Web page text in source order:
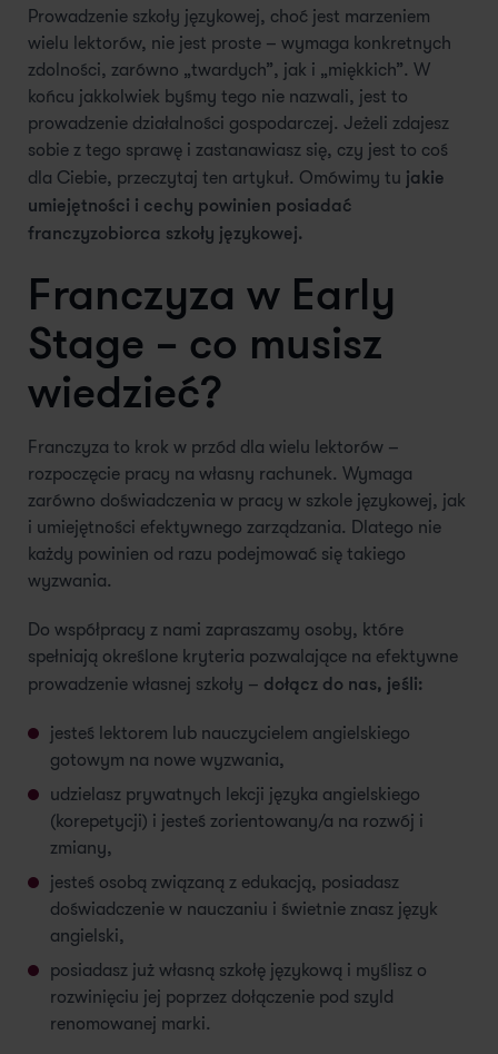
Prowadzenie szkoły językowej, choć jest marzeniem
wielu lektorów, nie jest proste – wymaga konkretnych
zdolności, zarówno „twardych”, jak i „miękkich”. W
końcu jakkolwiek byśmy tego nie nazwali, jest to
prowadzenie działalności gospodarczej. Jeżeli zdajesz
sobie z tego sprawę i zastanawiasz się, czy jest to coś
dla Ciebie, przeczytaj ten artykuł. Omówimy tu jakie
umiejętności i cechy powinien posiadać
franczyzobiorca szkoły językowej.
Franczyza w Early
Stage – co musisz
wiedzieć?
Franczyza to krok w przód dla wielu lektorów –
rozpoczęcie pracy na własny rachunek. Wymaga
zarówno doświadczenia w pracy w szkole językowej, jak
i umiejętności efektywnego zarządzania. Dlatego nie
każdy powinien od razu podejmować się takiego
wyzwania.
Do współpracy z nami zapraszamy osoby, które
spełniają określone kryteria pozwalające na efektywne
prowadzenie własnej szkoły – dołącz do nas, jeśli:
jesteś lektorem lub nauczycielem angielskiego
gotowym na nowe wyzwania,
udzielasz prywatnych lekcji języka angielskiego
(korepetycji) i jesteś zorientowany/a na rozwój i
zmiany,
jesteś osobą związaną z edukacją, posiadasz
doświadczenie w nauczaniu i świetnie znasz język
angielski,
posiadasz już własną szkołę językową i myślisz o
rozwinięciu jej poprzez dołączenie pod szyld
renomowanej marki.